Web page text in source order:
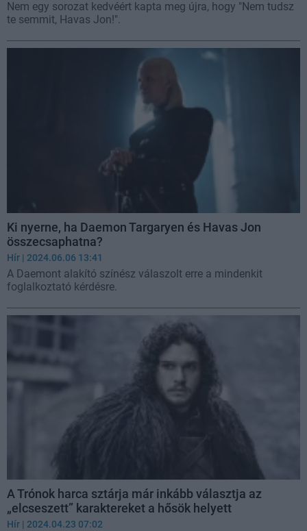
Nem egy sorozat kedvéért kapta meg újra, hogy "Nem tudsz
te semmit, Havas Jon!".
Ki nyerne, ha Daemon Targaryen és Havas Jon
összecsaphatna?
Hír | 2024.06.06 13:41
A Daemont alakító színész válaszolt erre a mindenkit
foglalkoztató kérdésre.
A Trónok harca sztárja már inkább választja az
„elcseszett” karaktereket a hősök helyett
Hír | 2024.04.23 07:02